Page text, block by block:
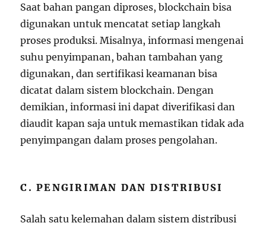
Saat bahan pangan diproses, blockchain bisa
digunakan untuk mencatat setiap langkah
proses produksi. Misalnya, informasi mengenai
suhu penyimpanan, bahan tambahan yang
digunakan, dan sertifikasi keamanan bisa
dicatat dalam sistem blockchain. Dengan
demikian, informasi ini dapat diverifikasi dan
diaudit kapan saja untuk memastikan tidak ada
penyimpangan dalam proses pengolahan.
C. PENGIRIMAN DAN DISTRIBUSI
Salah satu kelemahan dalam sistem distribusi